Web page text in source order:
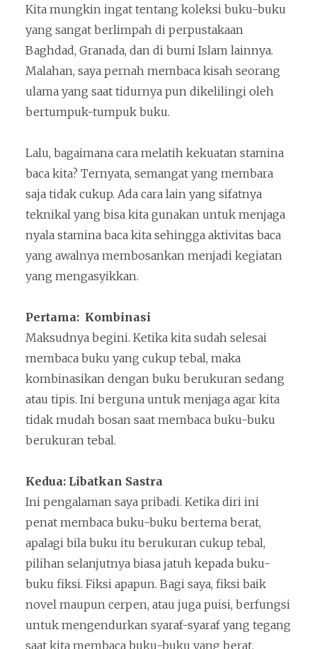
Kita mungkin ingat tentang koleksi buku-buku
yang sangat berlimpah di perpustakaan
Baghdad, Granada, dan di bumi Islam lainnya.
Malahan, saya pernah membaca kisah seorang
ulama yang saat tidurnya pun dikelilingi oleh
bertumpuk-tumpuk buku.
Lalu, bagaimana cara melatih kekuatan stamina
baca kita? Ternyata, semangat yang membara
saja tidak cukup. Ada cara lain yang sifatnya
teknikal yang bisa kita gunakan untuk menjaga
nyala stamina baca kita sehingga aktivitas baca
yang awalnya membosankan menjadi kegiatan
yang mengasyikkan.
Pertama: Kombinasi
Maksudnya begini. Ketika kita sudah selesai
membaca buku yang cukup tebal, maka
kombinasikan dengan buku berukuran sedang
atau tipis. Ini berguna untuk menjaga agar kita
tidak mudah bosan saat membaca buku-buku
berukuran tebal.
Kedua: Libatkan Sastra
Ini pengalaman saya pribadi. Ketika diri ini
penat membaca buku-buku bertema berat,
apalagi bila buku itu berukuran cukup tebal,
pilihan selanjutnya biasa jatuh kepada buku-
buku fiksi. Fiksi apapun. Bagi saya, fiksi baik
novel maupun cerpen, atau juga puisi, berfungsi
untuk mengendurkan syaraf-syaraf yang tegang
saat kita membaca buku-buku yang berat.